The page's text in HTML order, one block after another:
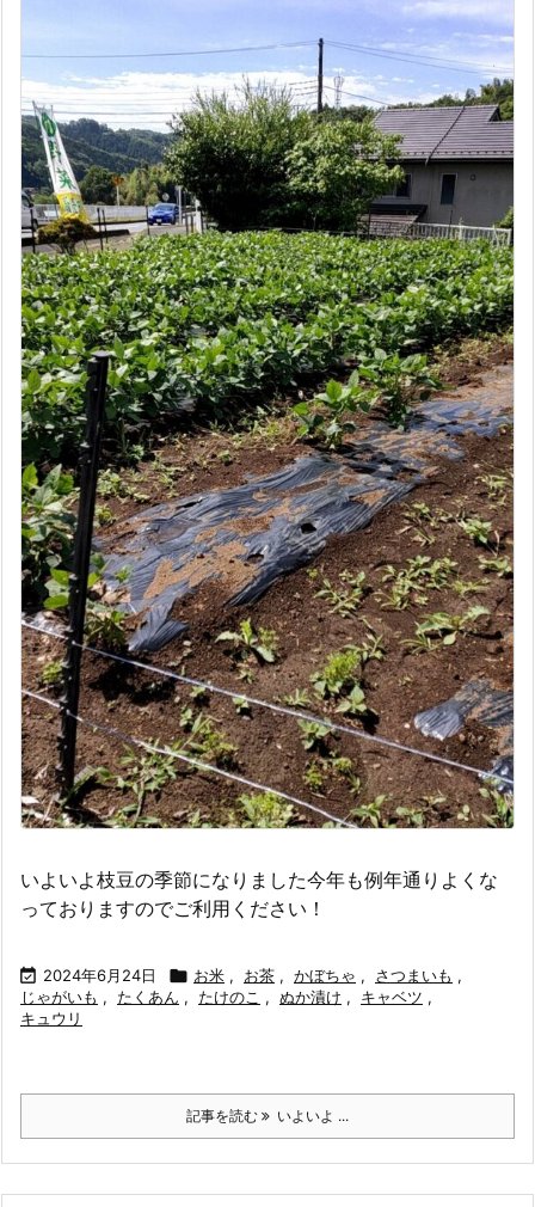
いよいよ枝豆の季節になりました今年も例年通りよくな
っておりますのでご利用ください！
 2024年6月24日  お米 , お茶 , かぼちゃ , さつまいも ,
じゃがいも , たくあん , たけのこ , ぬか漬け , キャベツ ,
キュウリ
記事を読む いよいよ ...